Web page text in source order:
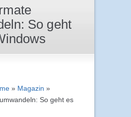
So geht
» Magazin »
So geht es